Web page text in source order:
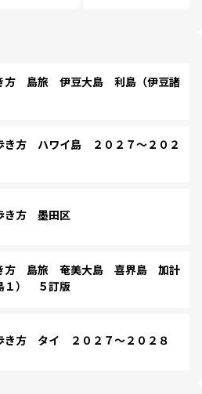
方 島旅 伊豆大島 利島（伊豆諸
き方 ハワイ島 ２０２７～２０２
き方 墨田区
方 島旅 奄美大島 喜界島 加計
１） ５訂版
き方 タイ ２０２７～２０２８